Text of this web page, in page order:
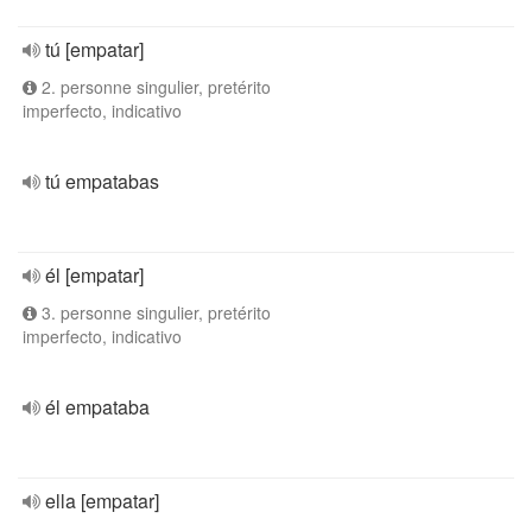
tú [empatar]
2. personne singulier, pretérito
imperfecto, indicativo
tú empatabas
él [empatar]
3. personne singulier, pretérito
imperfecto, indicativo
él empataba
ella [empatar]